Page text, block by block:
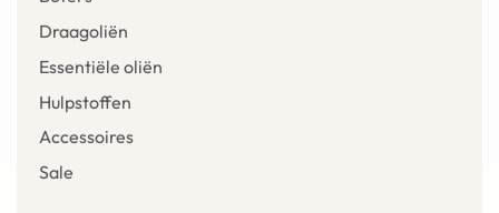
Draagoliën
Essentiële oliën
Hulpstoffen
Accessoires
Sale